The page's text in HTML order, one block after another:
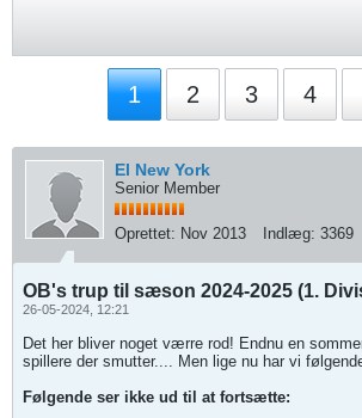
1 2 3 4
El New York
Senior Member
Oprettet: Nov 2013 Indlæg: 3369
OB's trup til sæson 2024-2025 (1.
26-05-2024, 12:21
Det her bliver noget værre rod! Endnu en
spillere der smutter.... Men lige nu har vi
Følgende ser ikke ud til at fortsætte: